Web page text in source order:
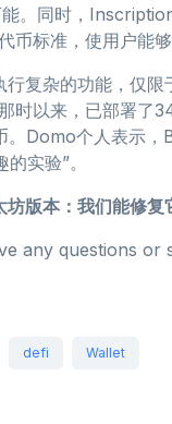
。同时，
标准，使用户能
复杂的功能，仅限
以来，已部署了
Domo个人表示，
实验”。
版本：我们能修复
any questions or
defi Wallet